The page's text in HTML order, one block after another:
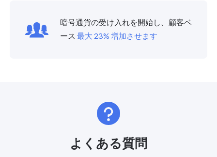
暗号通貨の受け入れを開始し、顧客ベ
ース 最大 23% 増加させます
よくある質問